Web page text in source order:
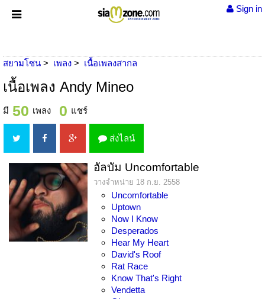
Sign in
สยามโซน เพลง เนื้อเพลงสากล
เนื้อเพลง Andy Mineo
มี 50 เพลง 0 แชร์
ส่งไลน์
อัลบัม Uncomfortable
วางจำหน่าย 18 ก.ย. 2558
Uncomfortable
Uptown
Now I Know
Desperados
Hear My Heart
David's Roof
Rat Race
Know That's Right
Vendetta